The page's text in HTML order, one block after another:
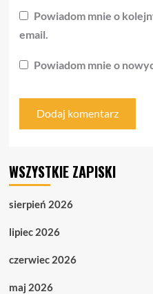
Powiadom mnie o
email.
Powiadom mnie o
WSZYSTKIE ZAPISKI
sierpień 2026
lipiec 2026
czerwiec 2026
maj 2026